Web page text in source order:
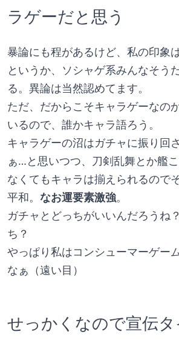
ラゲーだと思う
暴論にも程があるけど、私の印象
というか、ソシャゲ系みんなそう
る。異論は当然認めてます。
ただ、だからこそキャラゲーなの
いるので、誰かキャラ語ろう。
キャラゲーの沼はガチャに振り回
ぁ…と思いつつ、刀剣乱舞とか艦
なくてもキャラは揃えられるので
平和。 なお運要素激強。
ガチャとどっちがいいんだろうね
ち？
やっぱり私はコンシューマーゲー
なぁ（遠い目）
せっかくなので宣伝タ